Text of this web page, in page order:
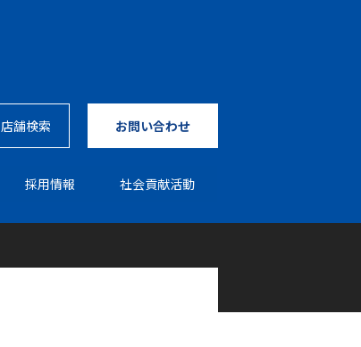
店舗検索 お問い合わせ
採⽤情報 社会貢献活動